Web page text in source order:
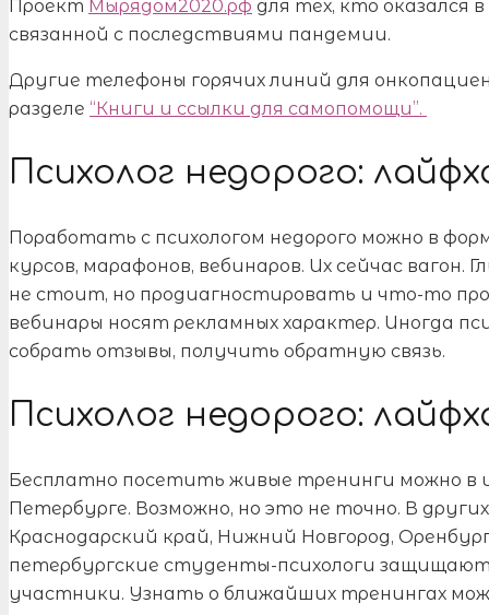
Проект Мырядом2020.рф для тех, кто оказался
связанной с последствиями пандемии.
Другие телефоны горячих линий для
разделе “Книги и ссылки для самопомощи”.
Психолог недорого:
Поработать с психологом недорого можно в
курсов, марафонов, вебинаров. Их сейчас
не стоит, но продиагностировать и что-то
вебинары носят рекламных характер. Иногда
собрать отзывы, получить обратную связь.
Психолог недорого:
Бесплатно посетить живые тренинги можно в
Петербурге. Возможно, но это не точно. В
Краснодарский край, Нижний Новгород,
петербургские студенты-психологи
участники. Узнать о ближайших тренингах